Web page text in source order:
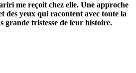
me reçoit chez elle. Une approche
des yeux qui racontent avec toute la
grande tristesse de leur histoire.